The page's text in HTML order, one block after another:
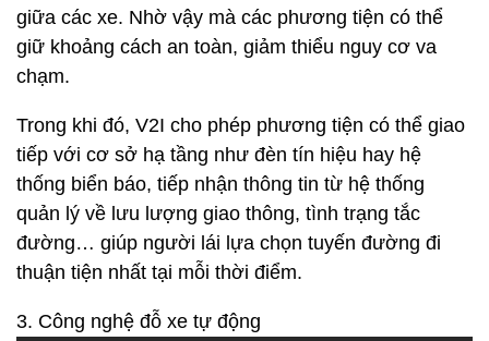
giữa các xe. Nhờ vậy mà các phương tiện có thể
giữ khoảng cách an toàn, giảm thiểu nguy cơ va
chạm.
Trong khi đó, V2I cho phép phương tiện có thể giao
tiếp với cơ sở hạ tầng như đèn tín hiệu hay hệ
thống biển báo, tiếp nhận thông tin từ hệ thống
quản lý về lưu lượng giao thông, tình trạng tắc
đường… giúp người lái lựa chọn tuyến đường đi
thuận tiện nhất tại mỗi thời điểm.
3. Công nghệ đỗ xe tự động